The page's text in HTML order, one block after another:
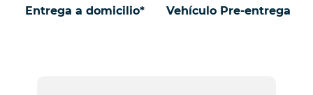
Entrega a domicilio* Vehículo Pre-entrega